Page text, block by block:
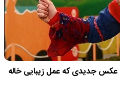
| عکس جدیدی که عمل زیبایی خاله